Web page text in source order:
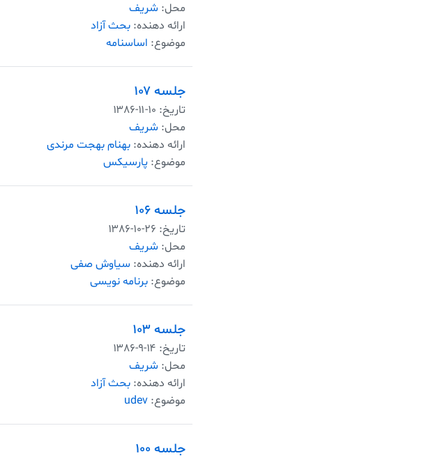
محل: شریف
ارائه دهنده: بحث آزاد
موضوع: اساسنامه
جلسه ۱۰۷
تاریخ: ۱۳۸۶-۱۱-۱۰
محل: شریف
ارائه دهنده: بهنام بهجت مرندی
موضوع: پارسیکس
جلسه ۱۰۶
تاریخ: ۱۳۸۶-۱۰-۲۶
محل: شریف
ارائه دهنده: سیاوش صفی
موضوع: برنامه نویسی
جلسه ۱۰۳
تاریخ: ۱۳۸۶-۹-۱۴
محل: شریف
ارائه دهنده: بحث آزاد
موضوع: udev
جلسه ۱۰۰